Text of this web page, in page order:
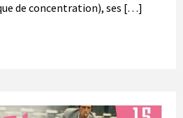
de concentration), ses […]